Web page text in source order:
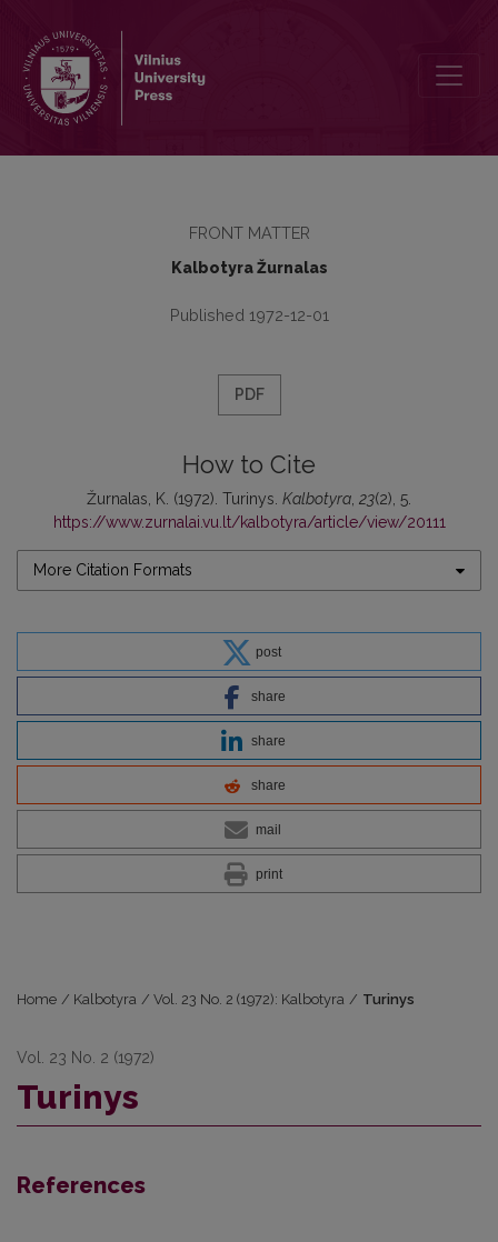
FRONT MATTER
Kalbotyra Žurnalas
Published 1972-12-01
PDF
How to Cite
Žurnalas, K. (1972). Turinys. Kalbotyra 23(2), 5.
https://www.zurnalai.vu.lt/kalbotyra/article/view/20111
More Citation Formats
post
share
share
share
mail
print
Home / Kalbotyra / Vol. 23 No. 2 (1972): Kalbotyra / Turinys
Vol. 23 No. 2 (1972)
Turinys
References